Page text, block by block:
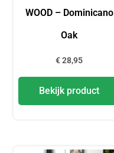
WOOD – Dominicano
Oak
€28,95
Bekijk product